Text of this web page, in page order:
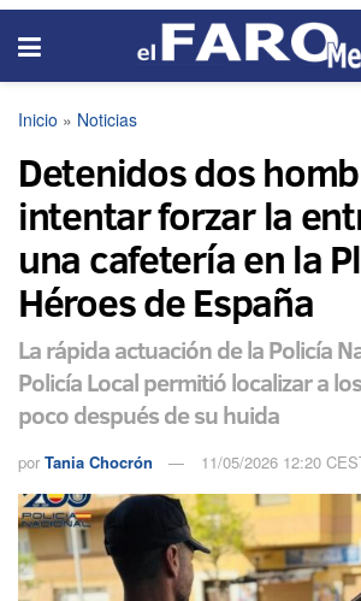
Inicio » Noticias
Detenidos dos
intentar forzar la
una cafetería en la
Héroes de España
La rápida actuación de la Policía
Policía Local permitió localizar a
poco después de su huida
por Tania Chocrón 11/05/2026 12:20